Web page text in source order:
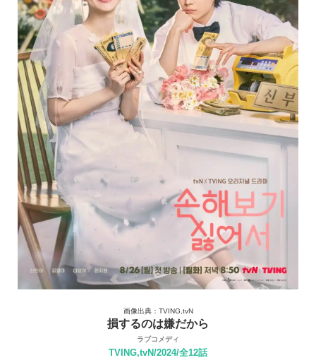
画像出典：TVING,tvN
損するのは嫌だから
ラブコメディ
TVING,tvN/2024/全12話